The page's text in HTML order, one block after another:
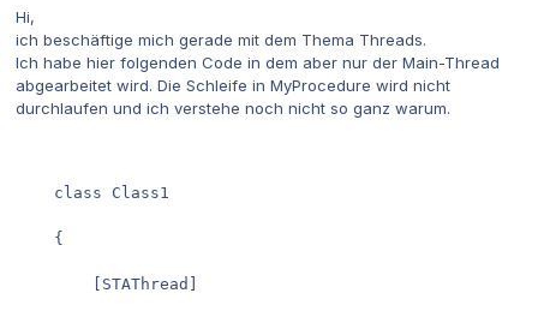
Hi,
ich beschäftige mich gerade mit dem Thema Threads.
Ich habe hier folgenden Code in dem aber nur der Main-Thread
abgearbeitet wird. Die Schleife in MyProcedure wird nicht
durchlaufen und ich verstehe noch nicht so ganz warum.
	class Class1
	{
		[STAThread]